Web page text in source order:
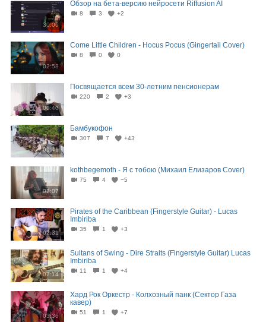
30:06
Обзор на бета-версию нейросети Riffusion AI
8 3 +2
02:58
Come Little Children - Hocus Pocus (Gingertail Cover)
8 0 0
00:40
Посвящается всем 30-летним пенсионерам
220 2 +3
01:41
Бамбукофон
307 7 +43
02:07
kothbegemoth - Я с тобою (Михаил Елизаров Cover)
75 4 −5
02:31
Pirates of the Caribbean (Fingerstyle Guitar) - Lucas
Imbiriba
35 1 +3
07:14
Sultans of Swing - Dire Straits (Fingerstyle Guitar) Lucas
Imbiriba
11 1 +4
03:36
Хард Рок Оркестр - Колхозный панк (Сектор Газа
кавер)
51 1 +7